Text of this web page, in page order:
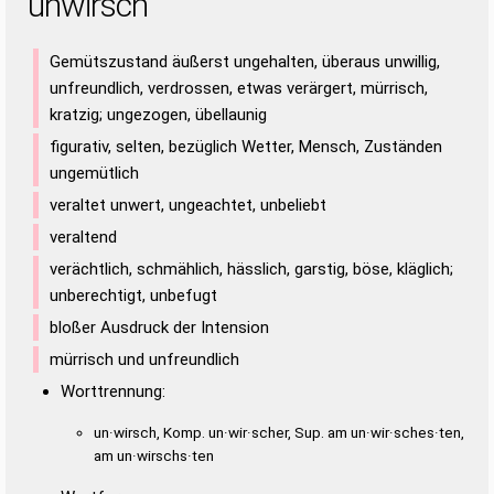
Gemütszustand äußerst ungehalten, überaus unwillig,
unfreundlich, verdrossen, etwas verärgert, mürrisch,
kratzig; ungezogen, übellaunig
figurativ, selten, bezüglich Wetter, Mensch, Zuständen
ungemütlich
veraltet unwert, ungeachtet, unbeliebt
veraltend
verächtlich, schmählich, hässlich, garstig, böse, kläglich;
unberechtigt, unbefugt
bloßer Ausdruck der Intension
mürrisch und unfreundlich
Worttrennung:
un·wirsch, Komp. un·wir·scher, Sup. am un·wir·sches·ten,
am un·wirschs·ten